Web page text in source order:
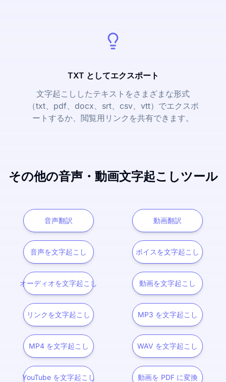
TXT としてエクスポート
文字起こししたテキストをさまざまな形式
（txt、pdf、docx、srt、csv、vtt）でエクスポ
ートするか、閲覧用リンクを共有できます。
その他の音声・動画文字起こしツール
音声翻訳 動画翻訳
音声を文字起こし ボイスを文字起こし
オーディオを文字起こし 動画を文字起こし
リンクを文字起こし MP3 を文字起こし
MP4 を文字起こし WAV を文字起こし
YouTube を文字起こし 動画を PDF に変換